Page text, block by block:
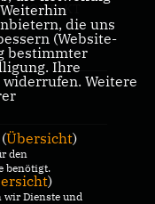
KONTAKT
die uns
(Website-
bestimmter
Ihre
Weitere
Übersicht)
den
benötigt.
)
wir Dienste und